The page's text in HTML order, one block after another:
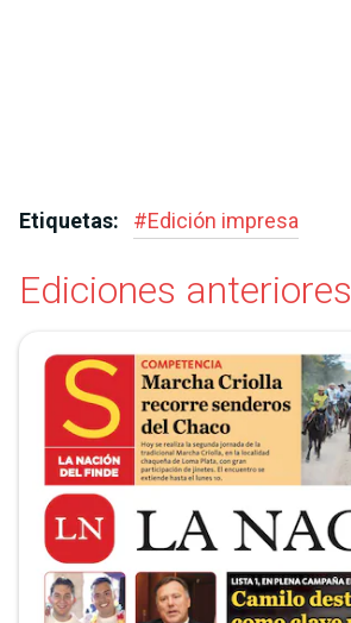
Etiquetas: #Edición impresa
Ediciones anteriores